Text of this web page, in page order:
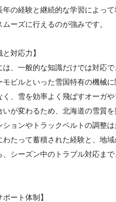
の経験と継続的な学習によっ
ーズに行えるのが強みです。
対応力】
、一般的な知識だけでは対応
ビルといった雪国特有の機械
、雪を効率よく飛ばすオーガ
が変わるため、北海道の雪質
ションやトラックベルトの調整
たって蓄積された経験と、地
シーズン中のトラブル対応ま
ート体制】